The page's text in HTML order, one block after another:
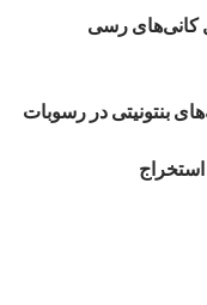
کانی‌های رسی
بنتونیتی در رسوبات
استخراج